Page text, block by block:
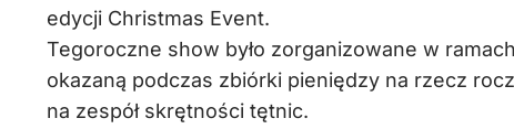
edycji Christmas Event.
Tegoroczne show było zorganizowane w
okazaną podczas zbiórki pieniędzy na rzecz
na zespół skrętności tętnic.